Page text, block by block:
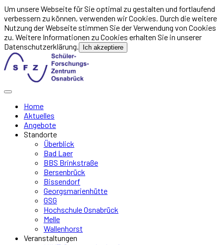
Um unsere Webseite für Sie optimal zu gestalten und fortlaufend
verbessern zu können, verwenden wir Cookies. Durch die weitere
Nutzung der Webseite stimmen Sie der Verwendung von Cookies
zu. Weitere Informationen zu Cookies erhalten Sie in unserer
Datenschutzerklärung.
Ich akzeptiere
Home
Aktuelles
Angebote
Standorte
Überblick
Bad Laer
BBS Brinkstraße
Bersenbrück
Bissendorf
Georgsmarienhütte
GSG
Hochschule Osnabrück
Melle
Wallenhorst
Veranstaltungen